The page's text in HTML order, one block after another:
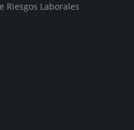
Riesgos Laborales